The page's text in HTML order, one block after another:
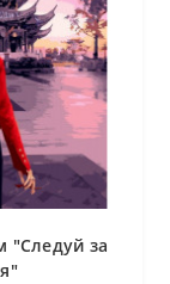
"Следуй за